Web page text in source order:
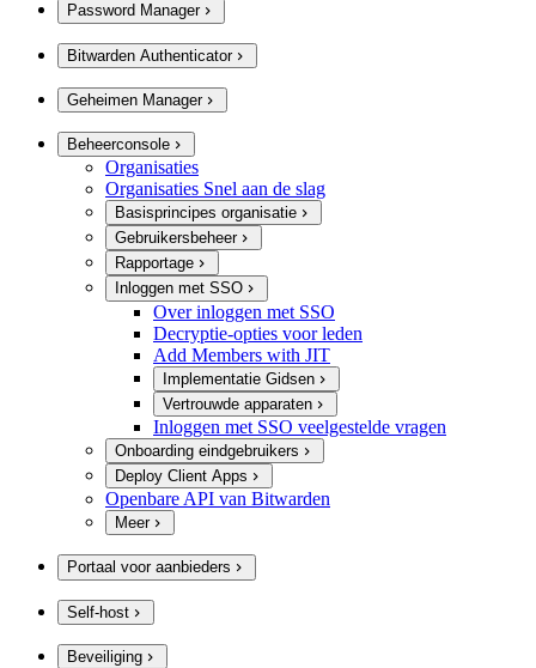
Password Manager
Bitwarden Authenticator
Geheimen Manager
Beheerconsole
Organisaties
Organisaties Snel aan de slag
Basisprincipes organisatie
Gebruikersbeheer
Rapportage
Inloggen met SSO
Over inloggen met SSO
Decryptie-opties voor leden
Add Members with JIT
Implementatie Gidsen
Vertrouwde apparaten
Inloggen met SSO veelgestelde vragen
Onboarding eindgebruikers
Deploy Client Apps
Openbare API van Bitwarden
Meer
Portaal voor aanbieders
Self-host
Beveiliging